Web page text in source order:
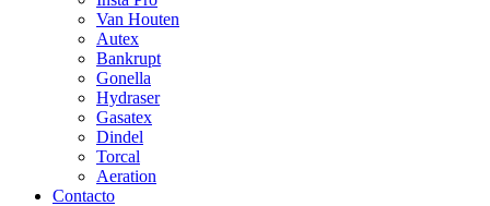
Van Houten
Autex
Bankrupt
Gonella
Hydraser
Gasatex
Dindel
Torcal
Aeration
Contacto